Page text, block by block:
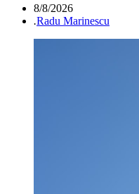
8/8/2026
.Radu Marinescu